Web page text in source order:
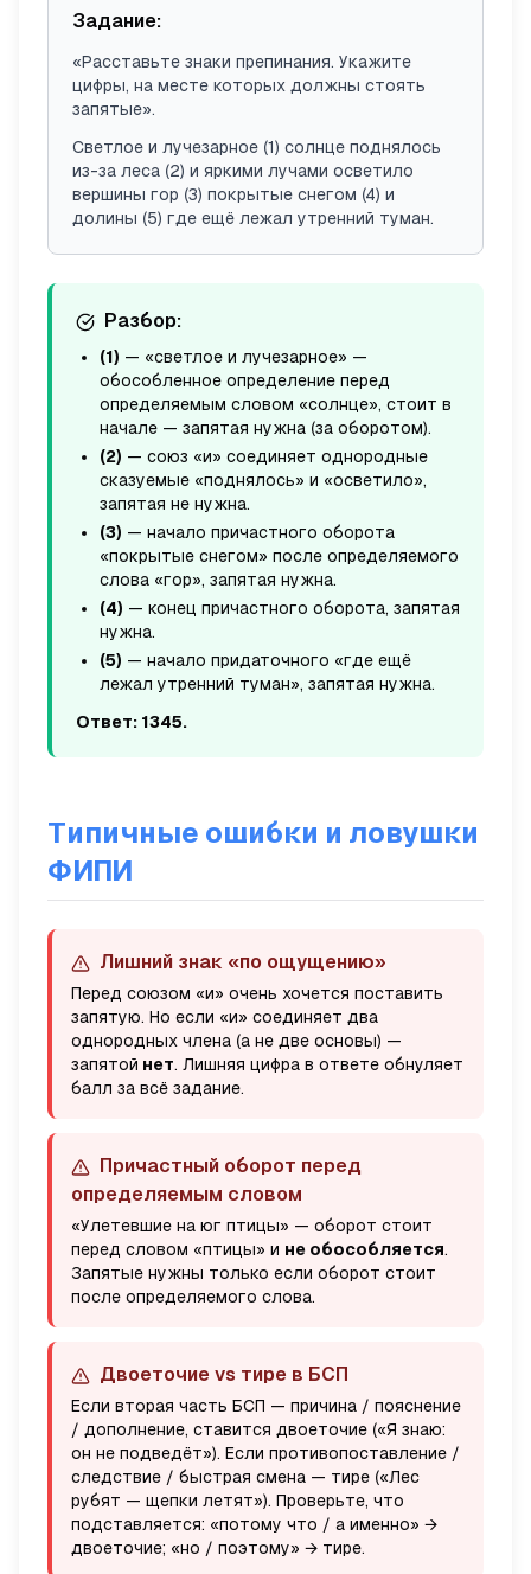
Задание:
«Расставьте знаки препинания. Укажите
цифры, на месте которых должны стоять
запятые».
Светлое и лучезарное (1) солнце поднялось
из-за леса (2) и яркими лучами осветило
вершины гор (3) покрытые снегом (4) и
долины (5) где ещё лежал утренний туман.
Разбор:
(1) — «светлое и лучезарное» —
обособленное определение перед
определяемым словом «солнце», стоит в
начале — запятая нужна (за оборотом).
(2) — союз «и» соединяет однородные
сказуемые «поднялось» и «осветило»,
запятая не нужна.
(3) — начало причастного оборота
«покрытые снегом» после определяемого
слова «гор», запятая нужна.
(4) — конец причастного оборота, запятая
нужна.
(5) — начало придаточного «где ещё
лежал утренний туман», запятая нужна.
Ответ: 1345.
Типичные ошибки и ловушки
ФИПИ
Лишний знак «по ощущению»
Перед союзом «и» очень хочется поставить
запятую. Но если «и» соединяет два
однородных члена (а не две основы) —
запятой нет. Лишняя цифра в ответе обнуляет
балл за всё задание.
Причастный оборот перед
определяемым словом
«Улетевшие на юг птицы» — оборот стоит
перед словом «птицы» и не обособляется.
Запятые нужны только если оборот стоит
после определяемого слова.
Двоеточие vs тире в БСП
Если вторая часть БСП — причина / пояснение
/ дополнение, ставится двоеточие («Я знаю:
он не подведёт»). Если противопоставление /
следствие / быстрая смена — тире («Лес
рубят — щепки летят»). Проверьте, что
подставляется: «потому что / а именно» →
двоеточие; «но / поэтому» → тире.